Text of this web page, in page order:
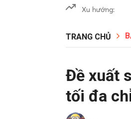
Xu hướng:
TRANG CHỦ
Đề xuất
tối đa